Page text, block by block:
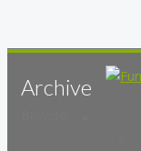
Archive